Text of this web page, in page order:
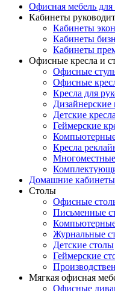
Офисная мебель для
Кабинеты
Кабинеты
Кабинеты
Кабинеты
Офисные кресла и
Офисные
Офисные
Кресла для
Дизайнерские
Детские кресла
Геймерские
Компьютерные
Кресла
Домашние кабинеты
Столы
Офисные
Письменные
Журнальные
Детские столы
Геймерские
Мягкая офисная
Офисные